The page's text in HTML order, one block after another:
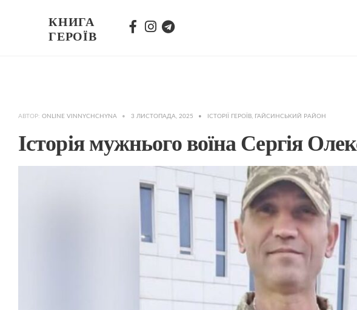
КНИГА
ГЕРОЇВ
АВТОР: ONLINE VINNYCHCHYNA • 3 ЛИСТОПАДА, 2025 • ІСТОРІЇ ГЕРОЇВ, ГАЙСИНСЬКИЙ РАЙОН
Історія мужнього воїна Сергія